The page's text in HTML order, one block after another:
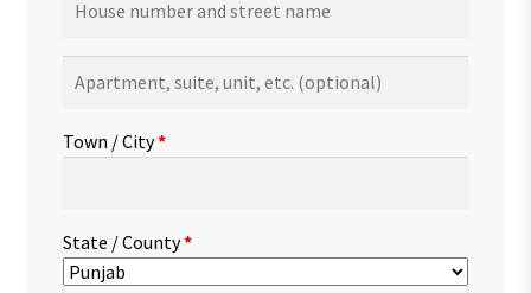
suite,
etc.(optional)
Town / City*
State / County*